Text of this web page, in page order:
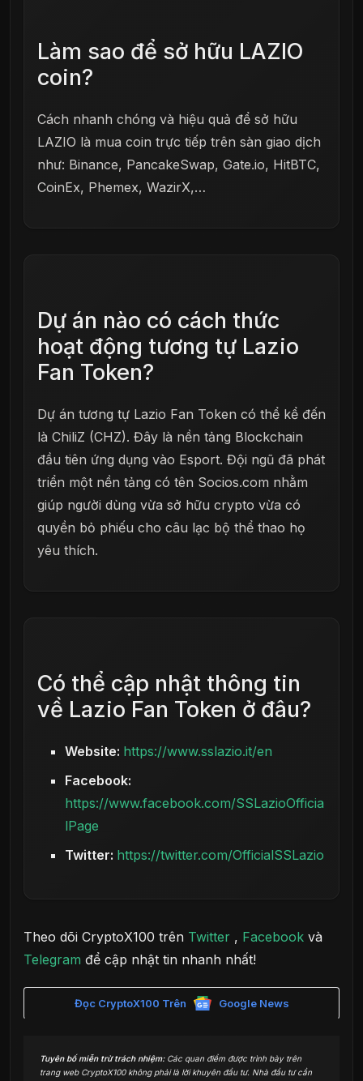
Làm sao để sở hữu LAZIO
coin?
Cách nhanh chóng và hiệu quả để sở hữu
LAZIO là mua coin trực tiếp trên sàn giao dịch
như: Binance, PancakeSwap, Gate.io, HitBTC,
CoinEx, Phemex, WazirX,…
Dự án nào có cách thức
hoạt động tương tự Lazio
Fan Token?
Dự án tương tự Lazio Fan Token có thể kể đến
là ChiliZ (CHZ). Đây là nền tảng Blockchain
đầu tiên ứng dụng vào Esport. Đội ngũ đã phát
triển một nền tảng có tên Socios.com nhằm
giúp người dùng vừa sở hữu crypto vừa có
quyền bỏ phiếu cho câu lạc bộ thể thao họ
yêu thích.
Có thể cập nhật thông tin
về Lazio Fan Token ở đâu?
Website: https://www.sslazio.it/en
Facebook:
https://www.facebook.com/SSLazioOfficia
lPage
Twitter: https://twitter.com/OfficialSSLazio
Theo dõi CryptoX100 trên Twitter , Facebook và
Telegram để cập nhật tin nhanh nhất!
Đọc CryptoX100 Trên Google News
Tuyên bố miễn trừ trách nhiệm:Các quan điểm được trình bày trên
trang web CryptoX100 không phải là lời khuyên đầu tư. Nhà đầu tư cần